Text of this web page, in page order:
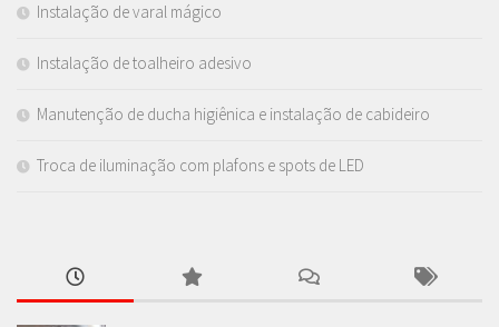
Instalação de varal mágico
Instalação de toalheiro adesivo
Manutenção de ducha higiênica e instalação de cabideiro
Troca de iluminação com plafons e spots de LED